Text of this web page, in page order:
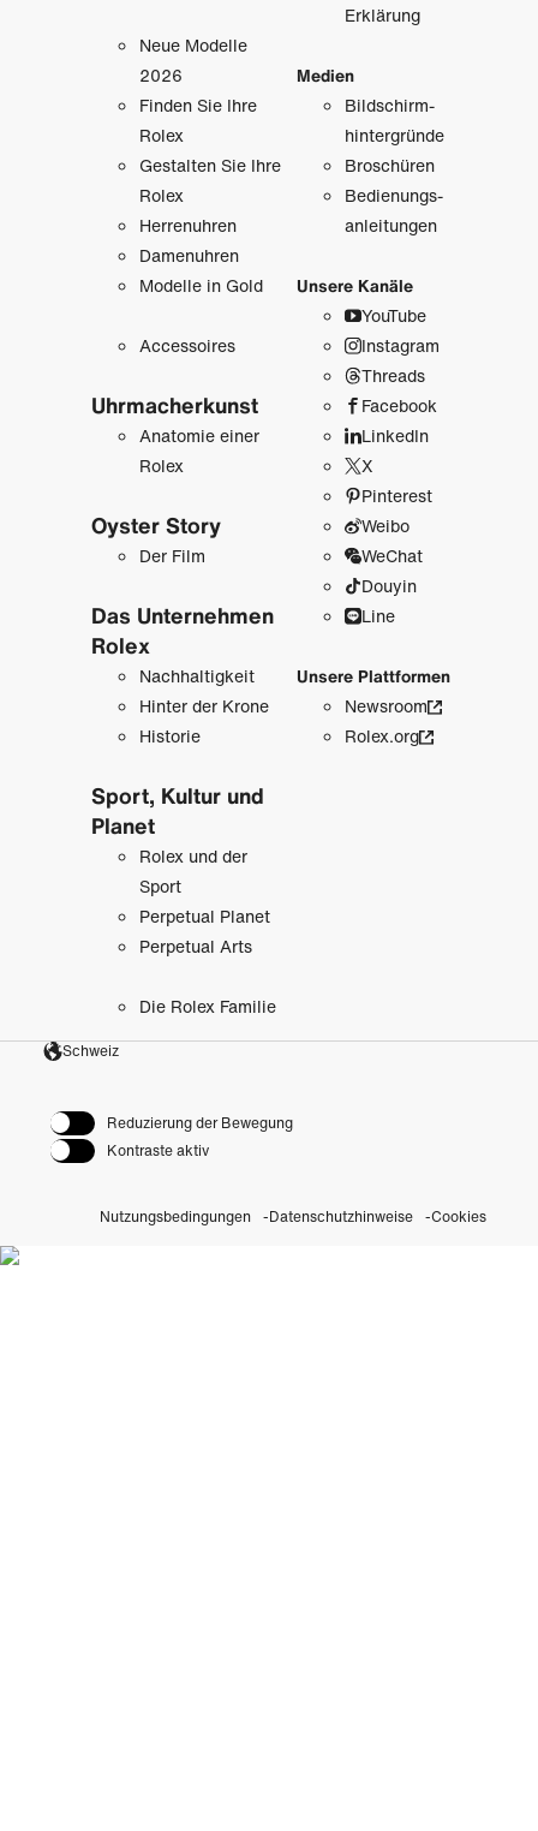
Neue Modelle
2026
Finden Sie Ihre
Rolex
Gestalten Sie Ihre
Rolex
Herrenuhren
Damenuhren
Modelle in Gold
Accessoires
Uhrmacher­kunst
Anatomie einer
Rolex
Oyster Story
Der Film
Das Unternehmen
Rolex
Nachhaltigkeit
Hinter der Krone
Historie
Sport, Kultur und
Planet
Rolex und der
Sport
Perpetual Planet
Perpetual Arts
Die Rolex Familie
Erklärung
Medien
Bildschirm­
hintergründe
Broschüren
Bedienungs­
anleitungen
Unsere Kanäle
YouTube
Instagram
Threads
Facebook
LinkedIn
X
Pinterest
Weibo
WeChat
Douyin
Line
Unsere Plattformen
Newsroom
Rolex.org
Schweiz
Reduzierung der Bewegung
Kontraste aktiv
Nutzungsbedingungen Datenschutzhinweise Cookies